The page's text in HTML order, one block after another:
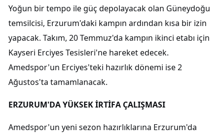
Yoğun bir tempo ile güç depolayacak olan Güneydoğu
temsilcisi, Erzurum'daki kampın ardından kısa bir izin
yapacak. Takım, 20 Temmuz'da kampın ikinci etabı için
Kayseri Erciyes Tesisleri'ne hareket edecek.
Amedspor'un Erciyes'teki hazırlık dönemi ise 2
Ağustos'ta tamamlanacak.
ERZURUM'DA YÜKSEK İRTİFA ÇALIŞMASI
Amedspor'un yeni sezon hazırlıklarına Erzurum'da